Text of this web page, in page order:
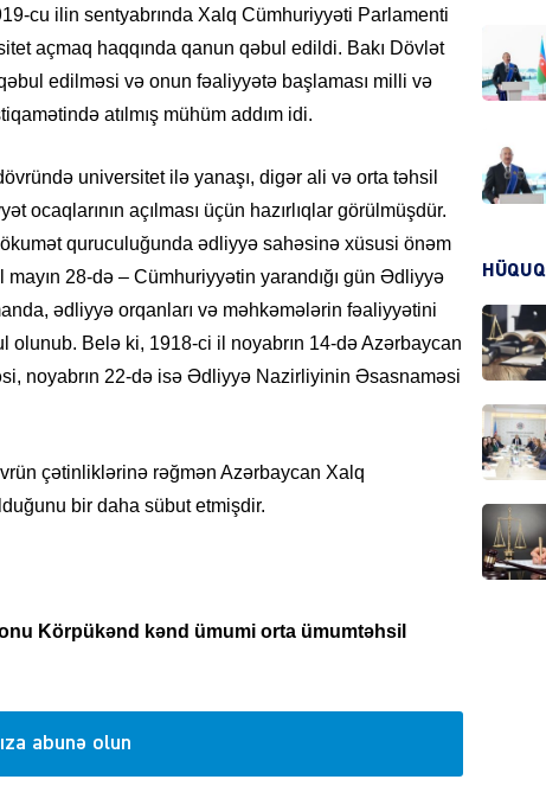
cu ilin sentyabrında Xalq Cümhuriyyəti Parlamenti
açmaq haqqında qanun qəbul edildi. Bakı Dövlət
edilməsi və onun fəaliyyətə başlaması milli və
atılmış mühüm addım idi.
universitet ilə yanaşı, digər ali və orta təhsil
ocaqlarının açılması üçün hazırlıqlar görülmüşdür.
quruculuğunda ədliyyə sahəsinə xüsusi önəm
28-də – Cümhuriyyətin yarandığı gün Ədliyyə
ədliyyə orqanları və məhkəmələrin fəaliyyətini
olunub. Belə ki, 1918-ci il noyabrın 14-də Azərbaycan
noyabrın 22-də isə Ədliyyə Nazirliyinin Əsasnaməsi
çətinliklərinə rəğmən Azərbaycan Xalq
bir daha sübut etmişdir.
Körpükənd kənd ümumi orta ümumtəhsil
abunə olun
HÜQUQ